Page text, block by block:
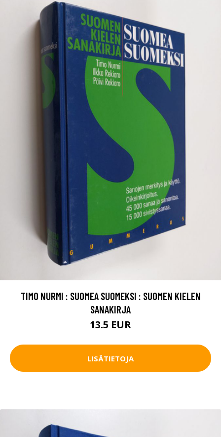
TIMO NURMI : SUOMEA SUOMEKSI : SUOMEN KIELEN
SANAKIRJA
13.5 EUR
LISÄTIETOJA